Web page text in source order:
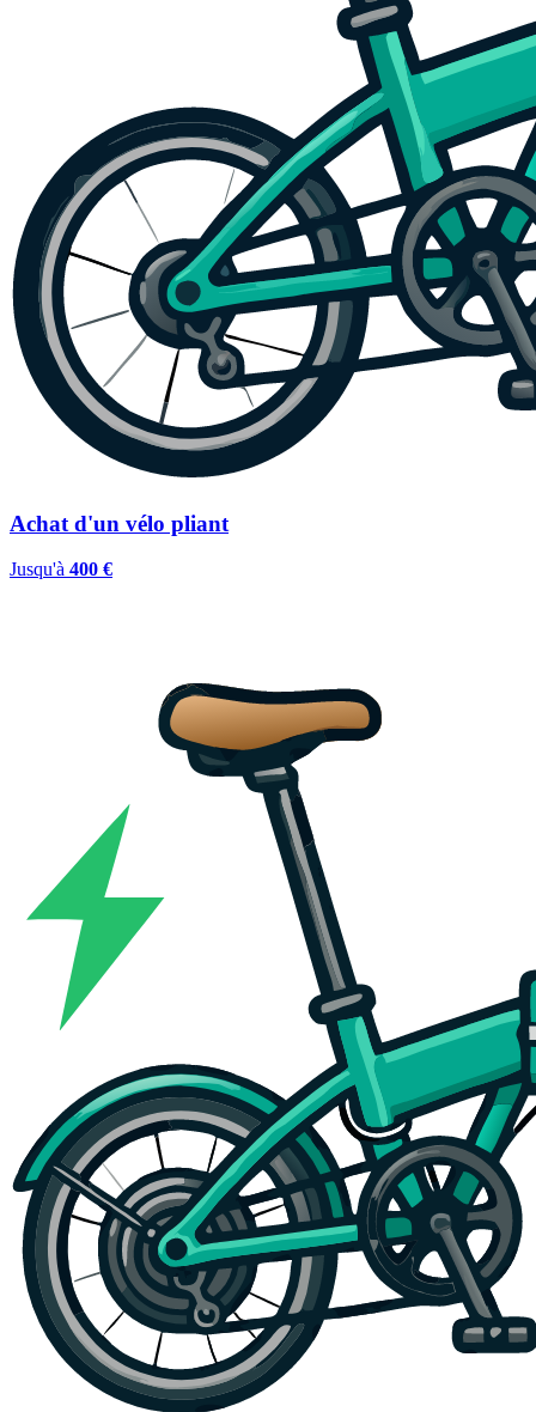
Achat d'un vélo pliant
Jusqu'à 400 €